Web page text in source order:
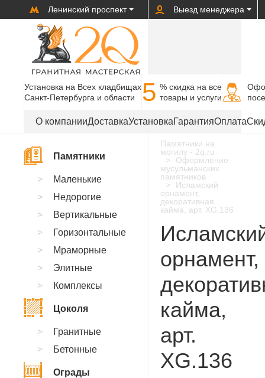
Ленинский проспект Выезд менеджера
Установка на Всех кладбищах
Санкт-Петербурга и области
5 % cкидка на все
товары и услуги
О компанииДоставкаУстановкаГарантияОплата
Памятники на
могилу - 2q.ru
Оформление
мусульманских
памятников
Исламский
орнамент,
декоративная
кайма, арт. XG.136
орнамент,
кайма,
арт.
XG.136
Памятники
Маленькие
Недорогие
Вертикальные
Горизонтальные
Мраморные
Элитные
Комплексы
Цоколя
Гранитные
Бетонные
Ограды